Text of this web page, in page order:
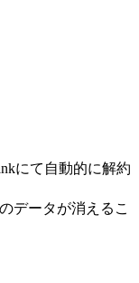
にて自動的に解約
データが消えるこ